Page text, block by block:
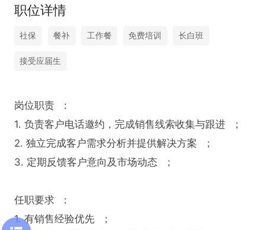
职位详情
社保 餐补 工作餐 免费培训 长白班
接受应届生
岗位职责  ：
1. 负责客户电话邀约，完成销售线索收集与跟进  ；
2. 独立完成客户需求分析并提供解决方案  ；
3. 定期反馈客户意向及市场动态  ；
任职要求  ：
1. 有销售经验优先  ；